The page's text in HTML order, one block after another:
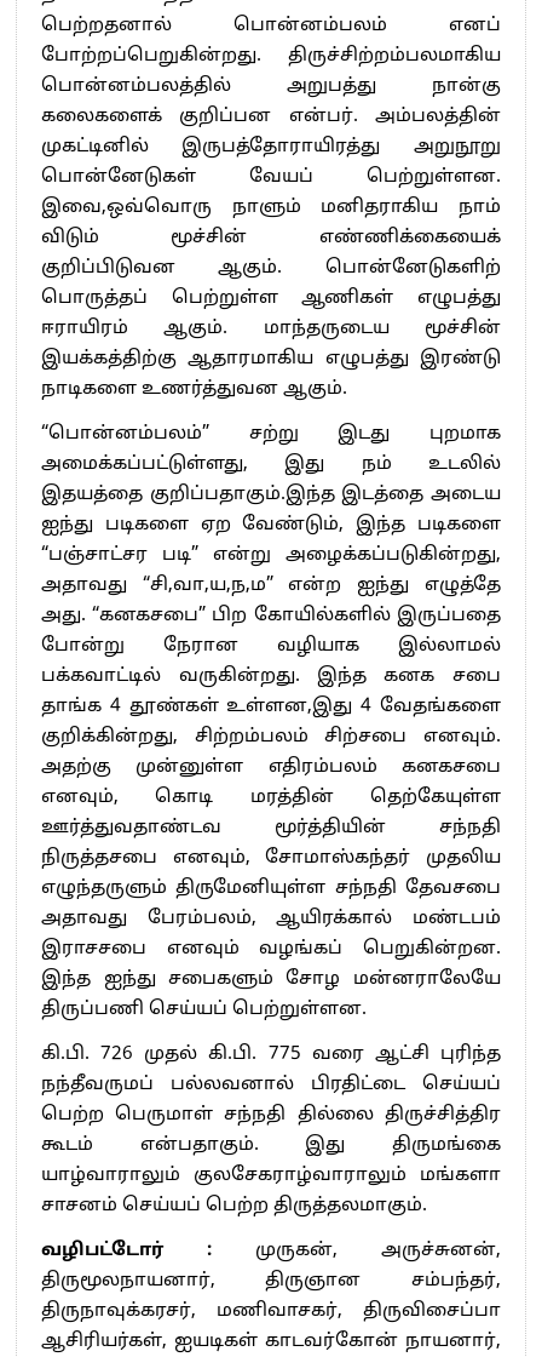
பெற்றதனால் பொன்னம்பலம் எனப்
போற்றப்பெறுகின்றது. திருச்சிற்றம்பலமாகிய
பொன்னம்பலத்தில் அறுபத்து நான்கு
கலைகளைக் குறிப்பன என்பர். அம்பலத்தின்
முகட்டினில் இருபத்தோராயிரத்து அறுநூறு
பொன்னேடுகள் வேயப் பெற்றுள்ளன.
இவை,ஒவ்வொரு நாளும் மனிதராகிய நாம்
விடும் மூச்சின் எண்ணிக்கையைக்
குறிப்பிடுவன ஆகும். பொன்னேடுகளிற்
பொருத்தப் பெற்றுள்ள ஆணிகள் எழுபத்து
ஈராயிரம் ஆகும். மாந்தருடைய மூச்சின்
இயக்கத்திற்கு ஆதாரமாகிய எழுபத்து இரண்டு
நாடிகளை உணர்த்துவன ஆகும்.
“பொன்னம்பலம்” சற்று இடது புறமாக
அமைக்கப்பட்டுள்ளது, இது நம் உடலில்
இதயத்தை குறிப்பதாகும்.இந்த இடத்தை அடைய
ஐந்து படிகளை ஏற வேண்டும், இந்த படிகளை
“பஞ்சாட்சர படி” என்று அழைக்கப்படுகின்றது,
அதாவது “சி,வா,ய,ந,ம” என்ற ஐந்து எழுத்தே
அது. “கனகசபை” பிற கோயில்களில் இருப்பதை
போன்று நேரான வழியாக இல்லாமல்
பக்கவாட்டில் வருகின்றது. இந்த கனக சபை
தாங்க 4 தூண்கள் உள்ளன,இது 4 வேதங்களை
குறிக்கின்றது, சிற்றம்பலம் சிற்சபை எனவும்.
அதற்கு முன்னுள்ள எதிரம்பலம் கனகசபை
எனவும், கொடி மரத்தின் தெற்கேயுள்ள
ஊர்த்துவதாண்டவ மூர்த்தியின் சந்நதி
நிருத்தசபை எனவும், சோமாஸ்கந்தர் முதலிய
எழுந்தருளும் திருமேனியுள்ள சந்நதி தேவசபை
அதாவது பேரம்பலம், ஆயிரக்கால் மண்டபம்
இராசசபை எனவும் வழங்கப் பெறுகின்றன.
இந்த ஐந்து சபைகளும் சோழ மன்னராலேயே
திருப்பணி செய்யப் பெற்றுள்ளன.
கி.பி. 726 முதல் கி.பி. 775 வரை ஆட்சி புரிந்த
நந்தீவருமப் பல்லவனால் பிரதிட்டை செய்யப்
பெற்ற பெருமாள் சந்நதி தில்லை திருச்சித்திர
கூடம் என்பதாகும். இது திருமங்கை
யாழ்வாராலும் குலசேகராழ்வாராலும் மங்களா
சாசனம் செய்யப் பெற்ற திருத்தலமாகும்.
வழிபட்டோர் : முருகன், அருச்சுனன்,
திருமூலநாயனார், திருஞான சம்பந்தர்,
திருநாவுக்கரசர், மணிவாசகர், திருவிசைப்பா
ஆசிரியர்கள், ஐயடிகள் காடவர்கோன் நாயனார்,